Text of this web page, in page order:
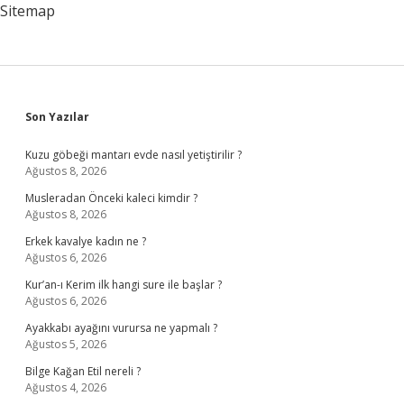
Sitemap
Sidebar
Son Yazılar
Kuzu göbeği mantarı evde nasıl yetiştirilir ?
Ağustos 8, 2026
Musleradan Önceki kaleci kimdir ?
Ağustos 8, 2026
Erkek kavalye kadın ne ?
Ağustos 6, 2026
Kur’an-ı Kerim ilk hangi sure ile başlar ?
Ağustos 6, 2026
Ayakkabı ayağını vurursa ne yapmalı ?
Ağustos 5, 2026
Bilge Kağan Etil nereli ?
Ağustos 4, 2026